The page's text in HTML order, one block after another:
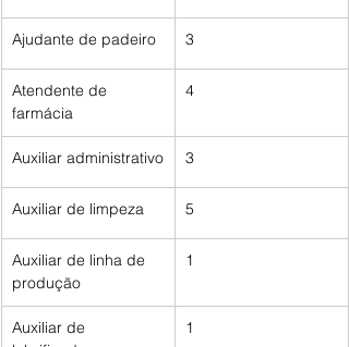
Ajudante de padeiro 3
Atendente de
farmácia
4
Auxiliar administrativo 3
Auxiliar de limpeza 5
Auxiliar de linha de
produção
1
Auxiliar de
1